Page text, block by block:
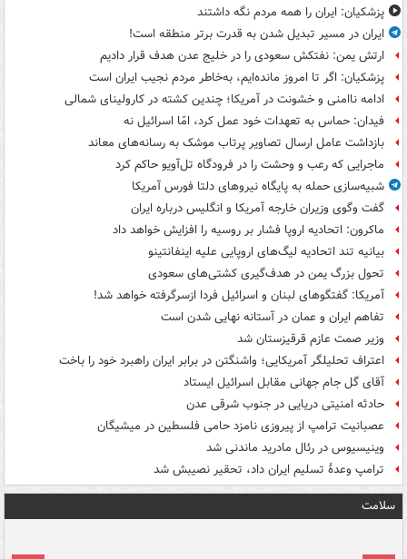
پزشکیان: ایران را همه مردم نگه داشتند
ایران در مسیر تبدیل شدن به قدرت برتر منطقه است!
ارتش یمن: نفتکش سعودی را در خلیج عدن هدف قرار دادیم
پزشکیان: اگر تا امروز مانده‌ایم، به‌خاطر مردم نجیب ایران است
ادامه ناامنی و خشونت در آمریکا؛ چندین کشته در کارولینای شمالی
فیدان: حماس به تعهدات خود عمل کرد، امّا اسرائیل نه
بازداشت عامل ارسال تصاویر پرتاب موشک به رسانه‌های معاند
ماجرایی که رعب و وحشت را در فرودگاه تل‌آویو حاکم کرد
شبیه‌سازی حمله به پایگاه نیروهای دلتا فورس آمریکا
گفت وگوی وزیران خارجه آمریکا و انگلیس درباره ایران
ماکرون: اتحادیه اروپا فشار بر روسیه را افزایش خواهد داد
بیانیه تند اتحادیه لیگ‌های اروپایی علیه اینفانتینو
تحول بزرگ یمن در هدف‌گیری کشتی‌های سعودی
آمریکا: گفتگوهای لبنان و اسرائیل فردا ازسرگرفته خواهد شد!
تفاهم ایران و عمان در آستانه نهایی شدن است
وزیر صمت عازم قرقیزستان شد
اعتراف تحلیلگر آمریکایی؛ واشنگتن در برابر ایران راهبرد خود را باخت
آقای گل جام جهانی مقابل اسرائیل ایستاد
حادثه امنیتی دریایی در جنوب شرقی عدن
عصبانیت ترامپ از پیروزی نامزد حامی فلسطین در میشیگان
وینیسیوس در رئال مادرید ماندنی شد
ترامپ وعدۀ تسلیم ایران داد، تحقیر نصیبش شد
سلامت